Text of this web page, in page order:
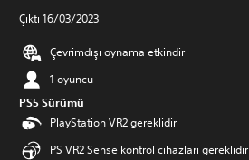
Çıktı 16/03/2023
Çevrimdışı oynama etkindir
1 oyuncu
PS5 Sürümü
PlayStation VR2 gereklidir
PS VR2 Sense kontrol cihazları gereklidir